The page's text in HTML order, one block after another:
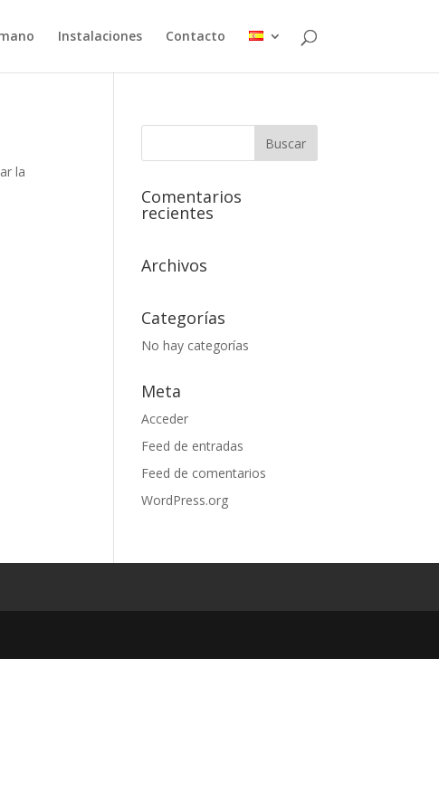
Instalaciones Contacto
la
Comentarios
recientes
Archivos
Categorías
No hay categorías
Meta
Acceder
Feed de entradas
Feed de comentarios
WordPress.org